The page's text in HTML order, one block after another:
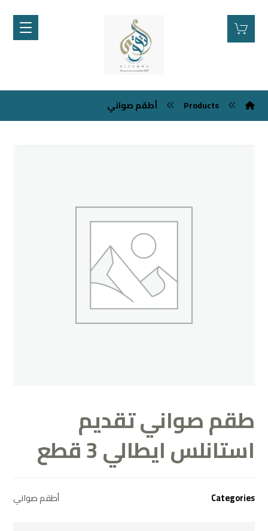
Products أطقم صواني
طقم صواني تقديم
استانلس ايطالي 3 قطع
Categories أطقم صواني